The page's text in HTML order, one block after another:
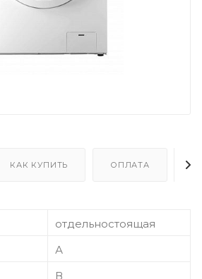
КАК КУПИТЬ ОПЛАТА
отдельностоящая
А
В